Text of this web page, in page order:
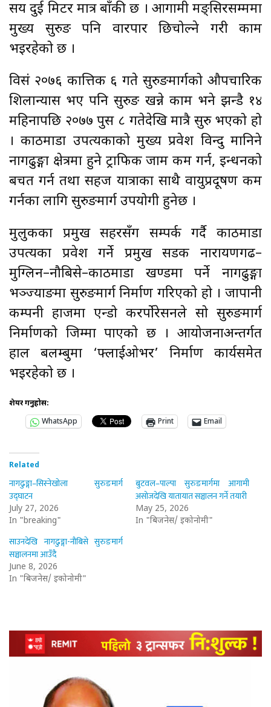
सय दुई मिटर मात्र बाँकी छ । आगामी मङ्सिरसम्ममा
मुख्य सुरुङ पनि वारपार छिचोल्ने गरी काम
भइरहेको छ ।
विसं २०७६ कात्तिक ६ गते सुरुङमार्गको औपचारिक
शिलान्यास भए पनि सुरुङ खन्ने काम भने झन्डै १४
महिनापछि २०७७ पुस ८ गतेदेखि मात्रै सुरु भएको हो
। काठमाडौँ उपत्यकाको मुख्य प्रवेश विन्दु मानिने
नागढुङ्गा क्षेत्रमा हुने ट्राफिक जाम कम गर्न, इन्धनको
बचत गर्न तथा सहज यात्राका साथै वायुप्रदूषण कम
गर्नका लागि सुरुङमार्ग उपयोगी हुनेछ ।
मुलुकका प्रमुख सहरसँग सम्पर्क गर्दै काठमाडौँ
उपत्यका प्रवेश गर्ने प्रमुख सडक नारायणगढ–
मुग्लिन–नौबिसे–काठमाडौँ खण्डमा पर्ने नागढुङ्गा
भञ्ज्याङमा सुरुङमार्ग निर्माण गरिएको हो । जापानी
कम्पनी हाजमा एन्डो करर्पोरेसनले सो सुरुङमार्ग
निर्माणको जिम्मा पाएको छ । आयोजनाअन्तर्गत
हाल बलम्बुमा ‘फ्लाईओभर’ निर्माण कार्यसमेत
भइरहेको छ ।
शेयर गर्नुहोस:
WhatsApp
Print Email
Related
नागढुङ्गा–सिस्नेखोला सुरुङमार्ग
उद्घाटन
July 27, 2026
In "breaking"
बुटवल–पाल्पा सुरुङमार्गमा आगामी
असोजदेखि यातायात सञ्चालन गर्ने तयारी
May 25, 2026
In "बिजनेस/ इकोनोमी"
साउनदेखि नागढुङ्गा-नौबिसे सुरुङमार्ग
सञ्चालनमा आउँदै
June 8, 2026
In "बिजनेस/ इकोनोमी"